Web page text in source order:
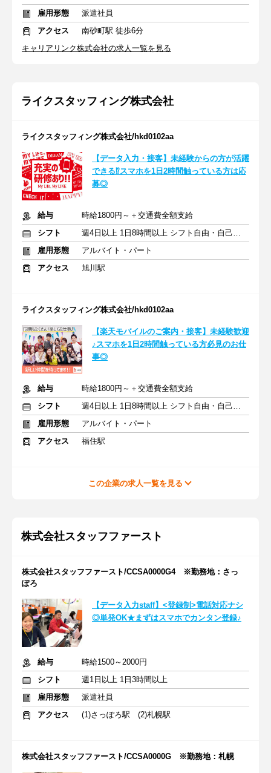
雇用形態
派遣社員
アクセス
南砂町駅 徒歩6分
キャリアリンク株式会社の求人一覧を見る
ライクスタッフィング株式会社
ライクスタッフィング株式会社/hkd0102aa
【データ入力・接客】未経験からの方が活躍
できる⁉スマホを1日2時間触っている方は応
募◎
給与
時給1800円～＋交通費全額支給
シフト
週4日以上 1日8時間以上 シフト自由・自己申告
雇用形態
アルバイト・パート
アクセス
旭川駅
ライクスタッフィング株式会社/hkd0102aa
【楽天モバイルのご案内・接客】未経験歓迎
♪スマホを1日2時間触っている方必見のお仕
事◎
給与
時給1800円～＋交通費全額支給
シフト
週4日以上 1日8時間以上 シフト自由・自己申告
雇用形態
アルバイト・パート
アクセス
福住駅
この企業の求人一覧を見る
株式会社スタッフファースト
株式会社スタッフファースト/CCSA0000G4 ※勤務地：さっ
ぽろ
【データ入力staff】<登録制>電話対応ナシ
◎単発OK★まずはスマホでカンタン登録♪
給与
時給1500～2000円
シフト
週1日以上 1日3時間以上
雇用形態
派遣社員
アクセス
(1)さっぽろ駅 (2)札幌駅
株式会社スタッフファースト/CCSA0000G ※勤務地：札幌